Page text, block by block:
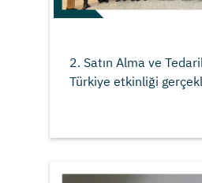
2. Satın Alma ve